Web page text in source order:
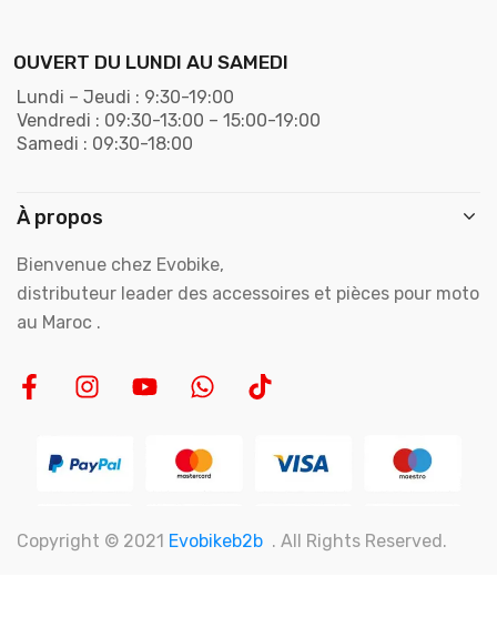
OUVERT DU LUNDI AU SAMEDI
Lundi – Jeudi : 9:30-19:00
Vendredi : 09:30-13:00 – 15:00-19:00
Samedi : 09:30-18:00
À propos
Bienvenue chez Evobike,
distributeur leader des accessoires et pièces pour moto
au Maroc .
Copyright © 2021 Evobikeb2b . All Rights Reserved.